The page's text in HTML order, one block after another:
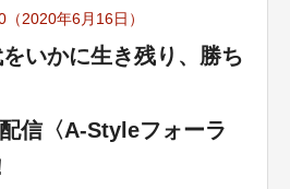
2020年6月16日）
いかに生き残り、勝ち
信〈A-Styleフォーラ